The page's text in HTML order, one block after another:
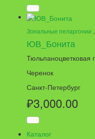
Зональные пеларгонии ,
ЮВ_Бонита
Черенок
Санкт-Петербург
₽3,000.00
Каталог